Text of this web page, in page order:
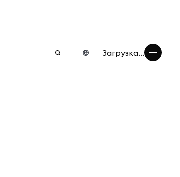
Загрузка...